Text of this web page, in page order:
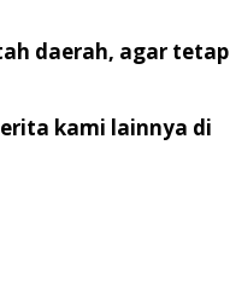
daerah, agar
kami lainnya di